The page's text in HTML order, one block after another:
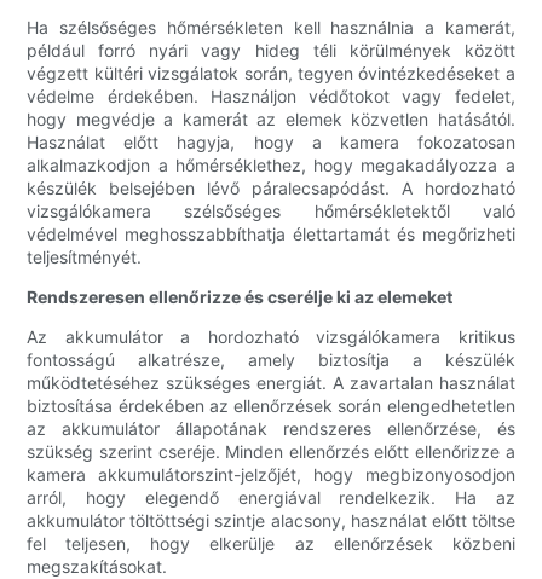
Ha szélsőséges hőmérsékleten kell használnia a kamerát,
például forró nyári vagy hideg téli körülmények között
végzett kültéri vizsgálatok során, tegyen óvintézkedéseket a
védelme érdekében. Használjon védőtokot vagy fedelet,
hogy megvédje a kamerát az elemek közvetlen hatásától.
Használat előtt hagyja, hogy a kamera fokozatosan
alkalmazkodjon a hőmérséklethez, hogy megakadályozza a
készülék belsejében lévő páralecsapódást. A hordozható
vizsgálókamera szélsőséges hőmérsékletektől való
védelmével meghosszabbíthatja élettartamát és megőrizheti
teljesítményét.
Rendszeresen ellenőrizze és cserélje ki az elemeket
Az akkumulátor a hordozható vizsgálókamera kritikus
fontosságú alkatrésze, amely biztosítja a készülék
működtetéséhez szükséges energiát. A zavartalan használat
biztosítása érdekében az ellenőrzések során elengedhetetlen
az akkumulátor állapotának rendszeres ellenőrzése, és
szükség szerint cseréje. Minden ellenőrzés előtt ellenőrizze a
kamera akkumulátorszint-jelzőjét, hogy megbizonyosodjon
arról, hogy elegendő energiával rendelkezik. Ha az
akkumulátor töltöttségi szintje alacsony, használat előtt töltse
fel teljesen, hogy elkerülje az ellenőrzések közbeni
megszakításokat.